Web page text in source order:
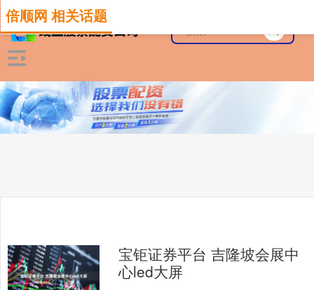
倍顺网 相关话题
宝钜证券平台 吉隆坡会展中
心led大屏